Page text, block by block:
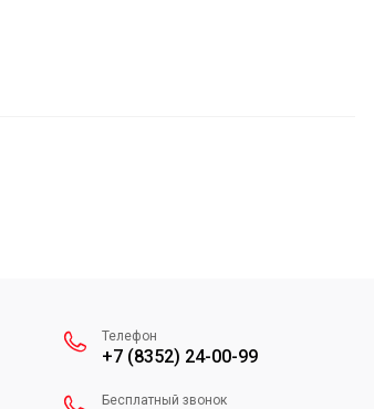
Телефон
+7 (8352) 24-00-99
Бесплатный звонок